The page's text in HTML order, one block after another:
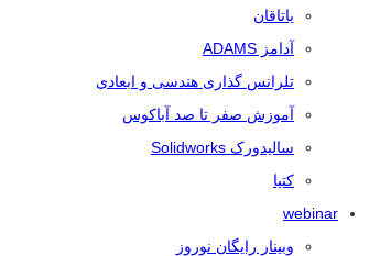
یاتاقان
آدامز ADAMS
تلرانس‌ گذاری هندسی و ابعادی
آموزش صفر تا صد آباکوس
سالیدورک Solidworks
کتیا
webinar
وبینار رایگان نوروز